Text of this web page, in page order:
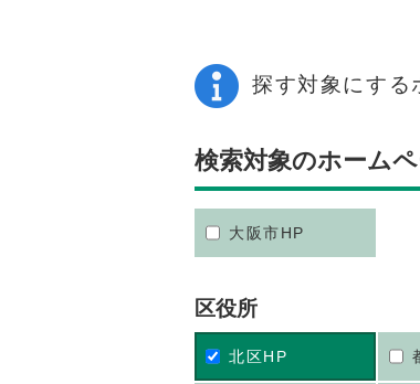
探す対象にする
検索対象のホーム
大阪市HP
区役所
北区HP